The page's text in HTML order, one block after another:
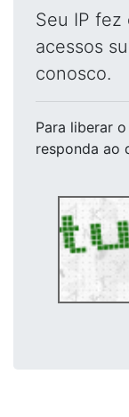
Seu IP fez
acessos
conosco.
Para liberar
responda ao